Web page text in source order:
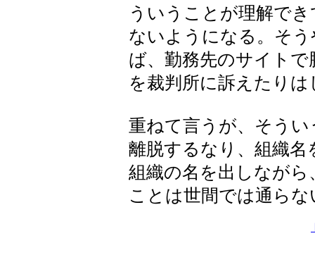
ういうことが理解で
ないようになる。そ
ば、勤務先のサイト
を裁判所に訴えたりは
重ねて言うが、そう
離脱するなり、組織
組織の名を出しなが
ことは世間では通ら